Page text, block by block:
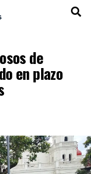
de
en plazo